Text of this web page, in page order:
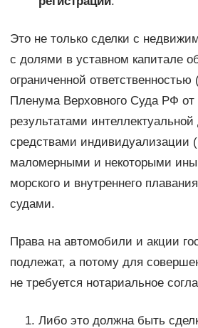
Это не только сделки с
с долями в уставном капитале
ограниченной
Пленума Верховного Суда РФ от
результатами
средствами индивидуализации
маломерными и некоторыми
морского и внутреннего
судами.
Права на автомобили и акции
подлежат, а потому для
не требуется нотариальное
Либо это должна быть